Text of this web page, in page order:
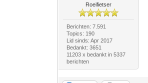
Roeifietser
Berichten: 7.591
Topics: 190
Lid sinds: Apr 2017
Bedankt: 3651
11203 x bedankt in 5337
berichten